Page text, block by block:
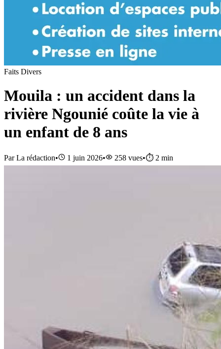
Faits Divers
Mouila : un accident dans la
rivière Ngounié coûte la vie à
un enfant de 8 ans
ParLa rédaction• 1 juin 2026• 258 vues•⏱️ 2 min